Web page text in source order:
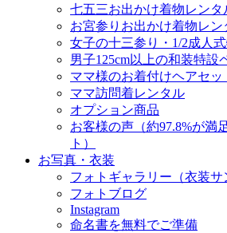
七五三お出かけ着物レンタ
お宮参りお出かけ着物レン
女子の十三参り・1/2成人
男子125cm以上の和装特設
ママ様のお着付けヘアセッ
ママ訪問着レンタル
オプション商品
お客様の声（約97.8%が満
ト）
お写真・衣装
フォトギャラリー（衣装サ
フォトブログ
Instagram
命名書を無料でご準備